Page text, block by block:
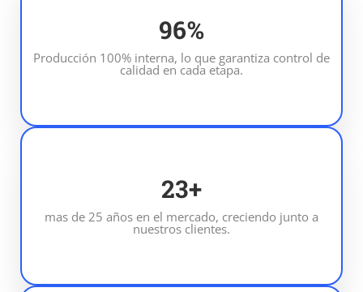
100%
Producción 100% interna, lo que garantiza control de
calidad en cada etapa.
25+
mas de 25 años en el mercado, creciendo junto a
nuestros clientes.